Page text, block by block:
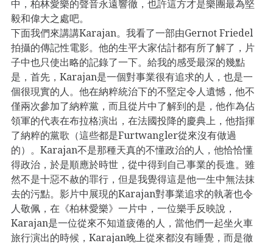
中，柏林愛樂的聲音永遠響徹，也許這方才是樂團最為堅
毅和偉大之處吧。
下面我們來講講Karajan。我看了一部由Gernot Friedel
拍攝的傳記性電影。他的生平大家估計都有所了解了，片
子中也只使出略的記錄了一下。給我的感受最深的幾點
是，首先，Karajan是一個對事業很有追求的人，也是一
個很現實的人。他在納粹統治下的不堅定令人遺憾，他不
僅兩次參加了納粹黨，而且從片中了解到的是，他作為佔
領軍的代表在布拉格演出，在法國投降的慶典上，他指揮
了納粹的黨歌（這些都是Furtwangler從來沒有做過
的）。Karajan不是那種天真的不懂政治的人，他恰恰懂
得政治，於是順應於時世，從中得到自己事業的長進。雖
然不是十惡不赦的罪行，但是我覺得這是他一生中無法抹
去的污點。影片中展現的Karajan對事業追求的執著也令
人敬佩，在《柏林愛樂》一片中，一位樂手反映說，
Karajan是一位從來不知道疲倦的人，當他們一起坐火車
旅行演出的時候，Karajan晚上從來都沒有睡覺，而是徹